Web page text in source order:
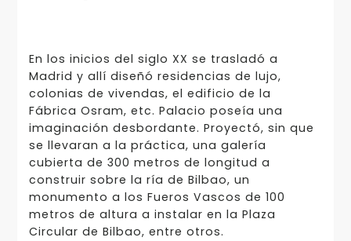
En los inicios del siglo XX se trasladó a
Madrid y allí diseñó residencias de lujo,
colonias de vivendas, el edificio de la
Fábrica Osram, etc. Palacio poseía una
imaginación desbordante. Proyectó, sin que
se llevaran a la práctica, una galería
cubierta de 300 metros de longitud a
construir sobre la ría de Bilbao, un
monumento a los Fueros Vascos de 100
metros de altura a instalar en la Plaza
Circular de Bilbao, entre otros.